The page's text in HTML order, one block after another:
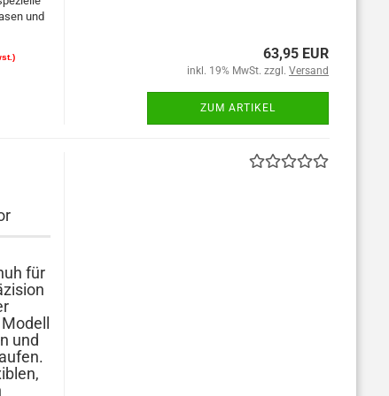
und
63,95 EUR
inkl. 19% MwSt. zzgl. Versand
ZUM ARTIKEL
für
und